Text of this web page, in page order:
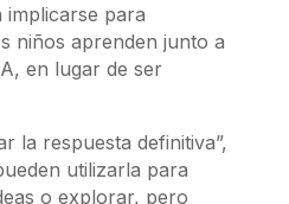
implicarse para
niños aprenden junto a
en lugar de ser
la respuesta definitiva”,
utilizarla para
o explorar, pero